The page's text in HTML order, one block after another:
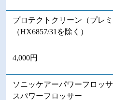
プロテクトクリーン（プレミ
（HX6857/31を除く）
4,000円
ソニッケアーパワーフロッ
スパワーフロッサー